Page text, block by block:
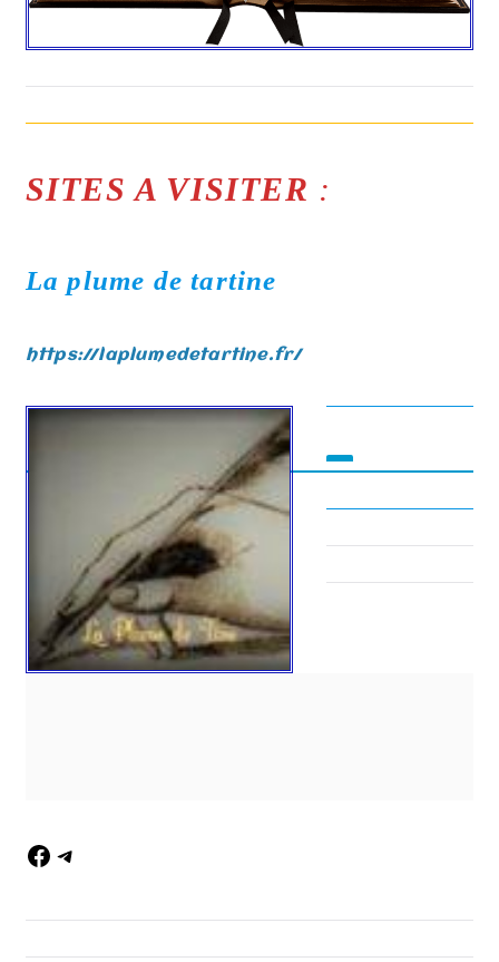
SITES A VISITER :
La plume de tartine
https://laplumedetartine.fr/